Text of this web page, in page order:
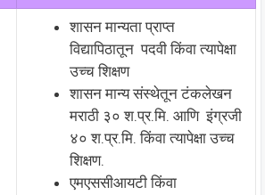
शासन मान्यता प्राप्त
विद्यापिठातून पदवी किंवा त्यापेक्षा
उच्च शिक्षण
शासन मान्य संस्थेतून टंकलेखन
मराठी ३० श.प्र.मि. आणि इंग्रजी
४० श.प्र.मि. किंवा त्यापेक्षा उच्च
शिक्षण.
एमएससीआयटी किंवा